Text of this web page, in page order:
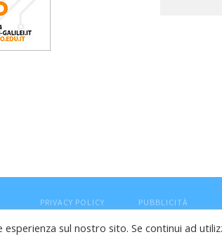
PRIVACY POLICY PUBBLICITÀ
(PU) - Cod.Fisc VTLRFL77B02L500Y -
sul nostro sito. Se continui ad